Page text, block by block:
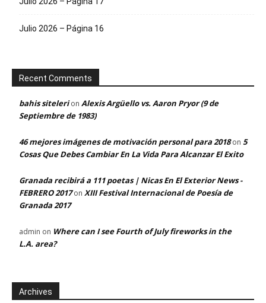
Julio 2026 – Página 16
Recent Comments
bahis sitelerion Alexis Argüello vs. Aaron Pryor (9 de
Septiembre de 1983)
46 mejores imágenes de motivación personal para 2018on 5
Cosas Que Debes Cambiar En La Vida Para Alcanzar El Exito
Granada recibirá a 111 poetas | Nicas En El Exterior News -
FEBRERO 2017on XIII Festival Internacional de Poesía de
Granada 2017
admin on Where can I see Fourth of July fireworks in the
L.A. area?
Archives